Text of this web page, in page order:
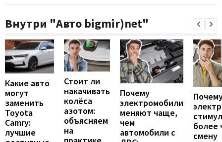
Внутри "Авто bigmir)net"
Какие авто
могут
заменить
Toyota
Camry:
лучшие
Стоит ли
накачивать
колёса
азотом:
объясняем
на
Почему
электромобили
меняют чаще,
чем
автомобили с
более
смену